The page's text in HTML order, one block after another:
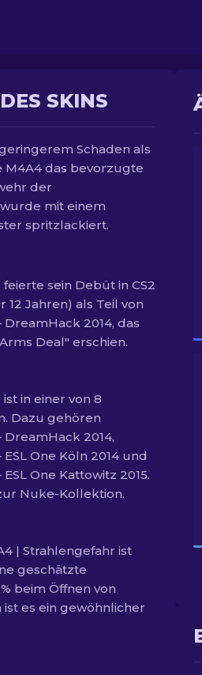
SKINS
Schaden als
M4A4 das bevorzugte
der
mit einem
spritzlackiert.
sein Debüt in CS2
12 Jahren) als Teil von
2014, das
Deal" erschien.
in einer von 8
Dazu gehören
2014,
One Köln 2014 und
One Kattowitz 2015.
Nuke-Kollektion.
| Strahlengefahr ist
geschätzte
beim Öffnen von
es ein gewöhnlicher